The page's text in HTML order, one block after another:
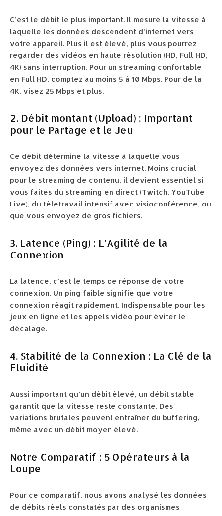
C’est le débit le plus important. Il mesure la vitesse à
laquelle les données descendent d’internet vers
votre appareil. Plus il est élevé, plus vous pourrez
regarder des vidéos en haute résolution (HD, Full HD,
4K) sans interruption. Pour un streaming confortable
en Full HD, comptez au moins 5 à 10 Mbps. Pour de la
4K, visez 25 Mbps et plus.
2. Débit montant (Upload) : Important
pour le Partage et le Jeu
Ce débit détermine la vitesse à laquelle vous
envoyez des données vers internet. Moins crucial
pour le streaming de contenu, il devient essentiel si
vous faites du streaming en direct (Twitch, YouTube
Live), du télétravail intensif avec visioconférence, ou
que vous envoyez de gros fichiers.
3. Latence (Ping) : L’Agilité de la
Connexion
La latence, c’est le temps de réponse de votre
connexion. Un ping faible signifie que votre
connexion réagit rapidement. Indispensable pour les
jeux en ligne et les appels vidéo pour éviter le
décalage.
4. Stabilité de la Connexion : La Clé de la
Fluidité
Aussi important qu’un débit élevé, un débit stable
garantit que la vitesse reste constante. Des
variations brutales peuvent entraîner du buffering,
même avec un débit moyen élevé.
Notre Comparatif : 5 Opérateurs à la
Loupe
Pour ce comparatif, nous avons analysé les données
de débits réels constatés par des organismes